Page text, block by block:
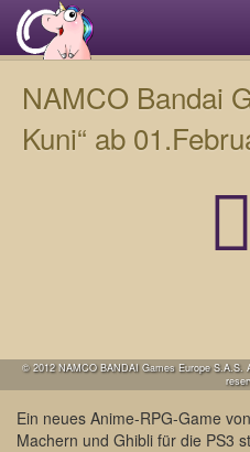
NAMCO Bandai
Kuni“ ab
© 2012 NAMCO BANDAI Games Europe
Ein neues Anime-RPG-Game
Machern und Ghibli für die PS3